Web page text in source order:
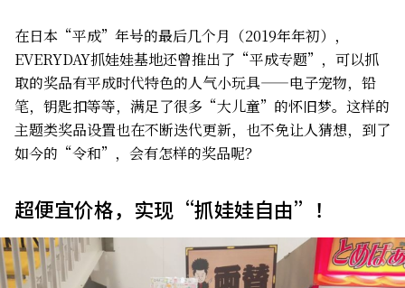
在日本“平成”年号的最后几个月（2019年年初），
EVERYDAY抓娃娃基地还曾推出了“平成专题”，可以抓
取的奖品有平成时代特色的人气小玩具——电子宠物，铅
笔，钥匙扣等等，满足了很多“大儿童”的怀旧梦。这样的
主题类奖品设置也在不断迭代更新，也不免让人猜想，到了
如今的“令和”，会有怎样的奖品呢？
超便宜价格，实现“抓娃娃自由”！